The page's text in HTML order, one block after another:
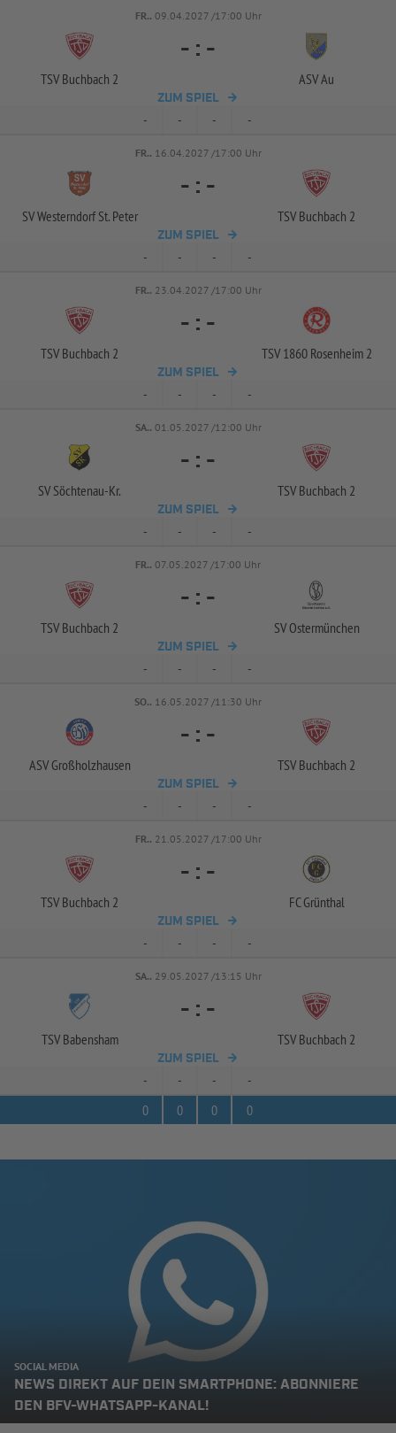
FR.. 09.04.2027 /17:00 Uhr
TSV Buchbach 2
- : -
ASV Au
ZUM SPIEL
- - - -
FR.. 16.04.2027 /17:00 Uhr
SV Westerndorf St. Peter
- : -
TSV Buchbach 2
ZUM SPIEL
- - - -
FR.. 23.04.2027 /17:00 Uhr
TSV Buchbach 2
- : -
TSV 1860 Rosenheim 2
ZUM SPIEL
- - - -
SA.. 01.05.2027 /12:00 Uhr
SV Söchtenau-Kr.
- : -
TSV Buchbach 2
ZUM SPIEL
- - - -
FR.. 07.05.2027 /17:00 Uhr
TSV Buchbach 2
- : -
SV Ostermünchen
ZUM SPIEL
- - - -
SO.. 16.05.2027 /11:30 Uhr
ASV Großholzhausen
- : -
TSV Buchbach 2
ZUM SPIEL
- - - -
FR.. 21.05.2027 /17:00 Uhr
TSV Buchbach 2
- : -
FC Grünthal
ZUM SPIEL
- - - -
SA.. 29.05.2027 /13:15 Uhr
TSV Babensham
- : -
TSV Buchbach 2
ZUM SPIEL
- - -
-
0
0 0 0
SOCIAL MEDIA
NEWS DIREKT AUF DEIN SMARTPHONE: ABONNIERE
DEN BFV-WHATSAPP-KANAL!